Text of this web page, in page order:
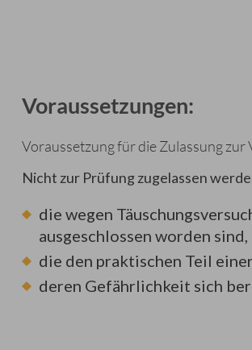
Voraussetzungen:
Voraussetzung für die Zulassung
Nicht zur Prüfung zugelassen
die wegen
ausgeschlossen worden sind,
die den praktischen Teil
deren Gefährlichkeit sich